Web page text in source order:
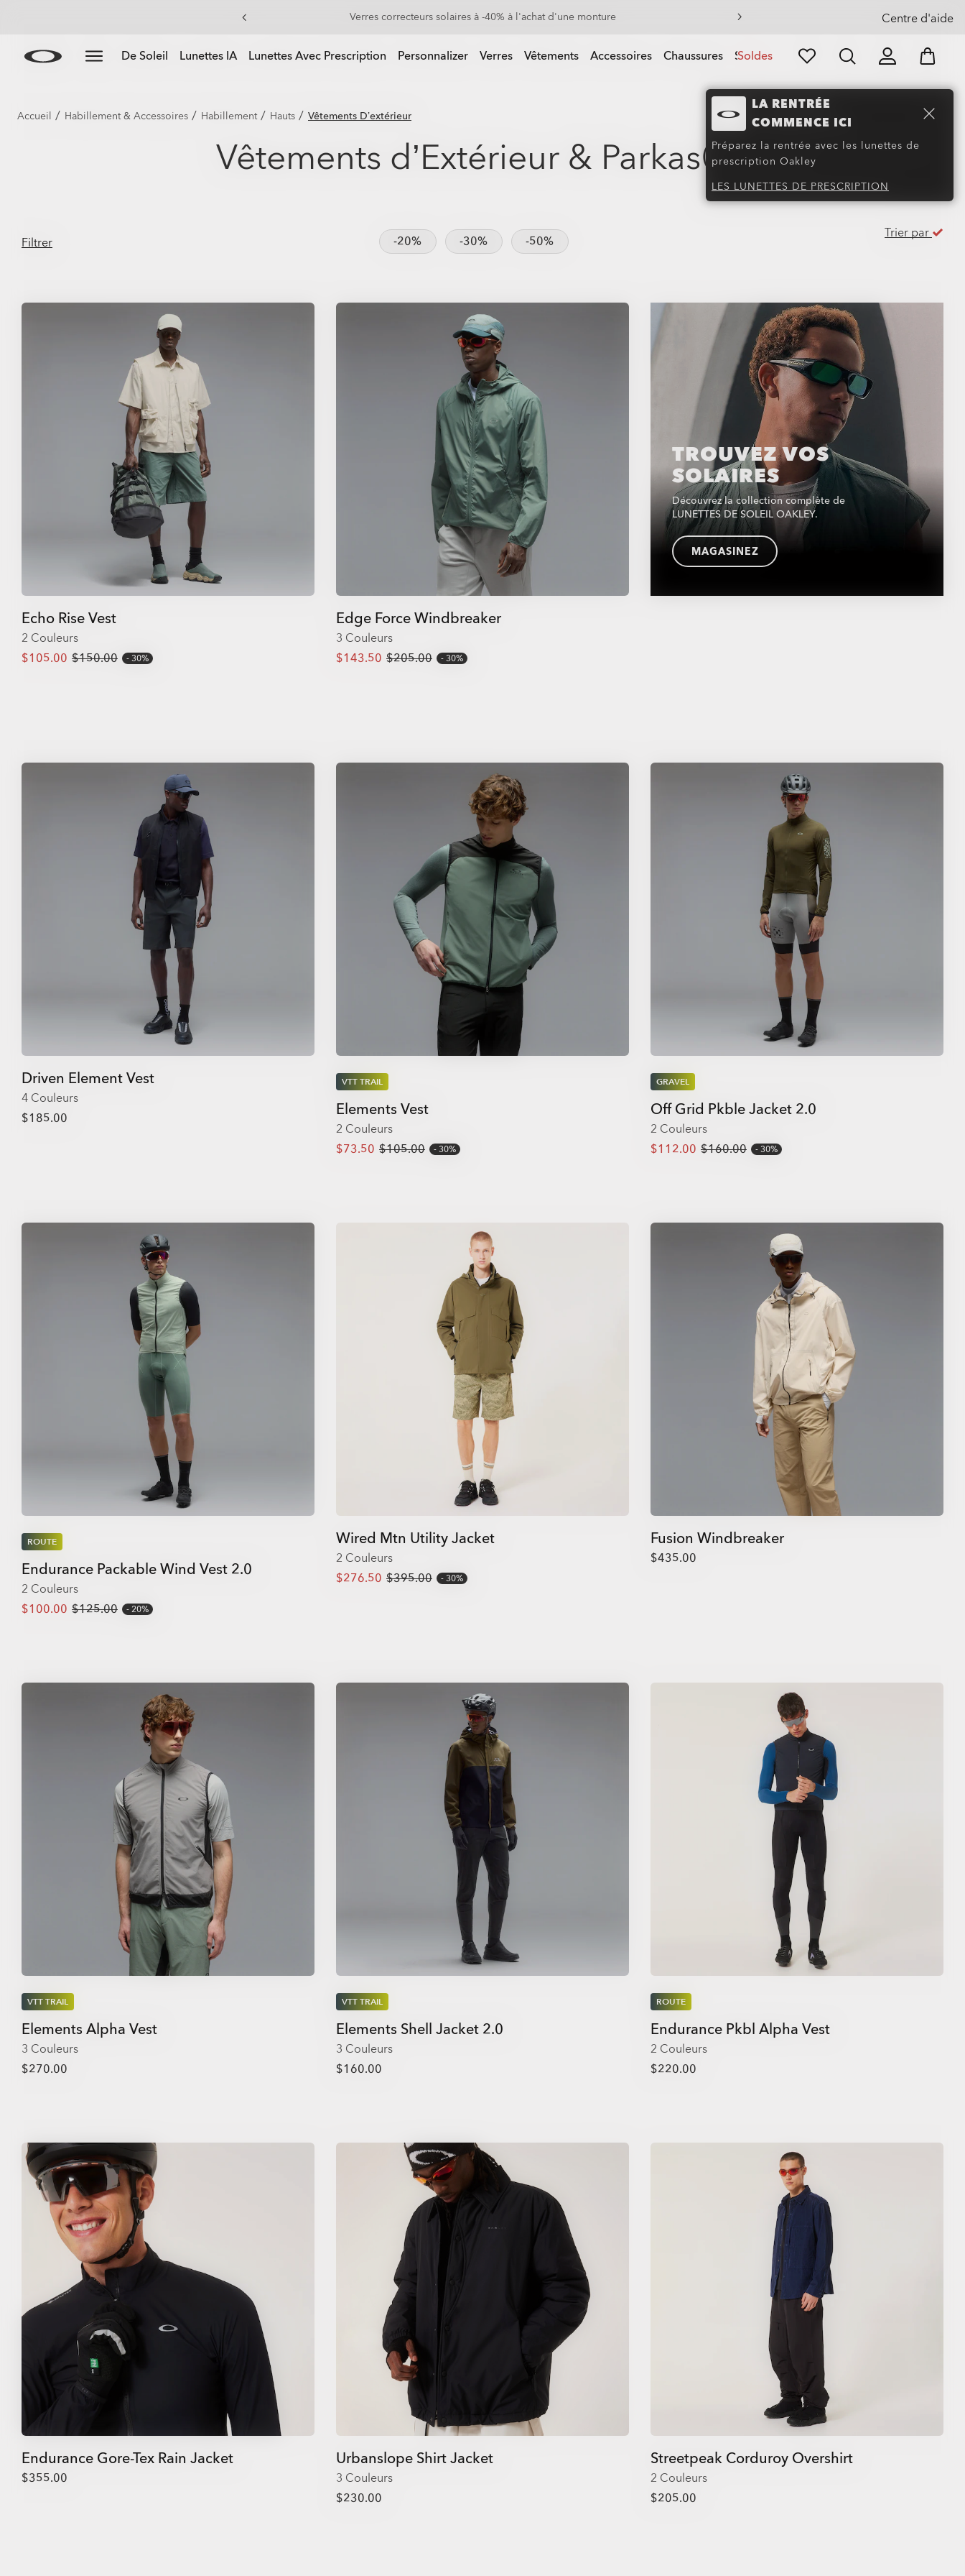
main
Les lunettes de soleil à jusqu'à -50% Centre d'aide
Lunettes De Soleil Lunettes IA Lunettes Avec Prescription Personnalizer Verres Vêtements Accessoires Chaussures Sports
Soldes
LA RENTRÉE
COMMENCE ICI
Préparez la rentrée avec les lunettes de
prescription Oakley
LES LUNETTES DE PRESCRIPTION
Accueil / Habillement & Accessoires / Habillement / Hauts / Vêtements D’extérieur
Vêtements d’Extérieur & Parkas(96)
Filtrer -20% -30% -50%
Trier par
Echo Rise Vest
2 Couleurs
$105.00 $150.00 30%
Edge Force Windbreaker
3 Couleurs
$143.50 $205.00 30%
TROUVEZ VOS
SOLAIRES
Découvrez la collection complète de
LUNETTES DE SOLEIL OAKLEY.
MAGASINEZ
Driven Element Vest
4 Couleurs
$185.00
VTT TRAIL
Elements Vest
2 Couleurs
$73.50 $105.00 30%
GRAVEL
Off Grid Pkble Jacket 2.0
2 Couleurs
$112.00 $160.00 30%
ROUTE
Endurance Packable Wind Vest 2.0
2 Couleurs
$100.00 $125.00 20%
Wired Mtn Utility Jacket
2 Couleurs
$276.50 $395.00 30%
Fusion Windbreaker
$435.00
VTT TRAIL
Elements Alpha Vest
3 Couleurs
$270.00
VTT TRAIL
Elements Shell Jacket 2.0
3 Couleurs
$160.00
ROUTE
Endurance Pkbl Alpha Vest
2 Couleurs
$220.00
Endurance Gore-Tex Rain Jacket
$355.00
Urbanslope Shirt Jacket
3 Couleurs
$230.00
Streetpeak Corduroy Overshirt
2 Couleurs
$205.00